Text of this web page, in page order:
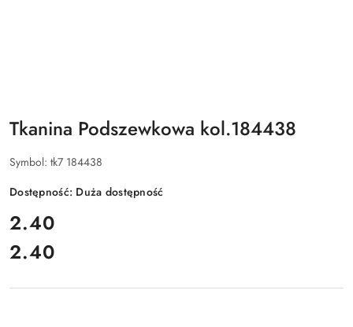
Tkanina Podszewkowa kol.184438
Symbol: tk7 184438
Dostępność: Duża dostępność
cena:
2.40
Cena:
2.40